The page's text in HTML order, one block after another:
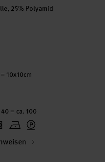
25% Polyamid
10x10cm
= ca. 100